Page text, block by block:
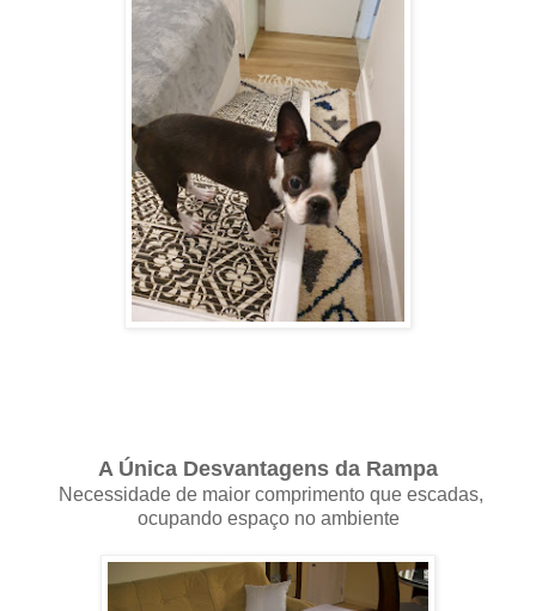
A Única Desvantagens da Rampa
Necessidade de maior comprimento que escadas,
ocupando espaço no ambiente